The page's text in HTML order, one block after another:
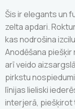
Šis ir elegants un
zelta apdari.
kas nodrošina
Anodēšana
arī veido
pirkstu
līnijas lieliski
interjerā, piešķirot